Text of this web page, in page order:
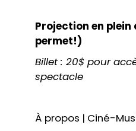
Projection en
permet!)
Billet : 20$ pour
spectacle
À propos | Ciné-